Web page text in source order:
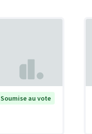
Soumise au vote